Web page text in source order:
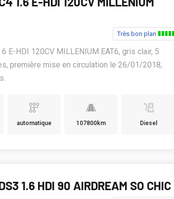
Très bon plan
E-HDI 120CV MILLENIUM EAT6, gris clair, 5
première mise en circulation le 26/01/2018,
automatique 107800km Diesel
1.6 HDI 90 AIRDREAM SO CHIC